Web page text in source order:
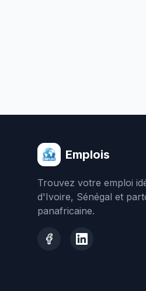
Emplois
Trouvez votre emploi
d'Ivoire, Sénégal et
panafricaine.